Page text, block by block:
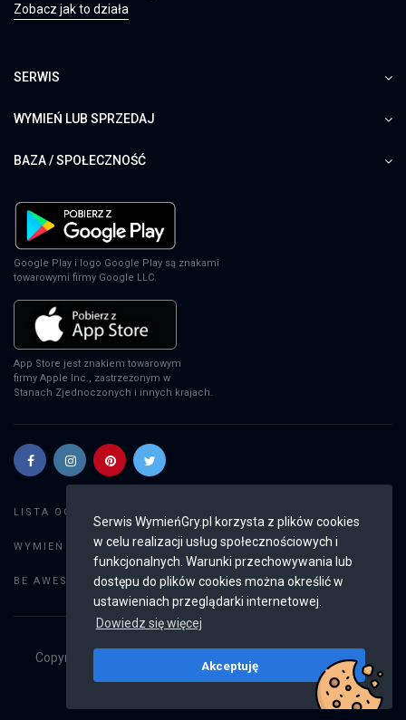
Serwis WymieńGry.pl korzysta z plików cookies
w celu realizacji usług społecznościowych i
funkcjonalnych. Warunki przechowywania lub
dostępu do plików cookies można określić w
ustawieniach przeglądarki internetowej.
Dowiedz się więcej
Akceptuję
Zobacz jak to działa
SERWIS
WYMIEŃ LUB SPRZEDAJ
BAZA / SPOŁECZNOŚĆ
Google Play i logo Google Play są znakami
towarowymi firmy Google LLC.
App Store jest znakiem towarowym
firmy Apple Inc., zastrzeżonym w
Stanach Zjednoczonych i innych krajach.
LISTA OGŁOSZEŃ:
WYMIEŃ GRY: Dodaj ogłoszenie
BE AWESOME: Weryfikacja konta
Copyright © 2019 - 2026
Wszystkie prawa
v2.8.4